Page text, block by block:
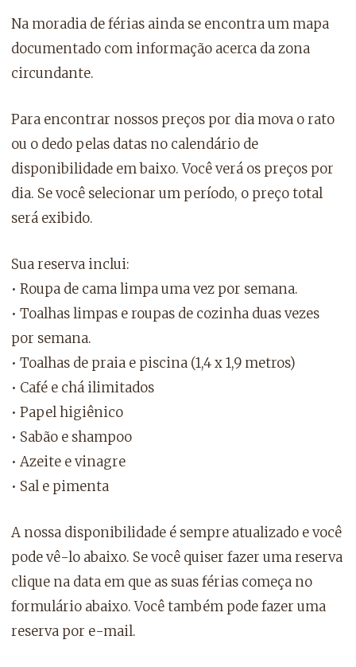
Na moradia de férias ainda se encontra um mapa
documentado com informação acerca da zona
circundante.
Para encontrar nossos preços por dia mova o rato
ou o dedo pelas datas no calendário de
disponibilidade em baixo. Você verá os preços por
dia. Se você selecionar um período, o preço total
será exibido.
Sua reserva inclui:
• Roupa de cama limpa uma vez por semana.
• Toalhas limpas e roupas de cozinha duas vezes
por semana.
• Toalhas de praia e piscina (1,4 x 1,9 metros)
• Café e chá ilimitados
• Papel higiênico
• Sabão e shampoo
• Azeite e vinagre
• Sal e pimenta
A nossa disponibilidade é sempre atualizado e você
pode vê-lo abaixo. Se você quiser fazer uma reserva
clique na data em que as suas férias começa no
formulário abaixo. Você também pode fazer uma
reserva por e-mail.